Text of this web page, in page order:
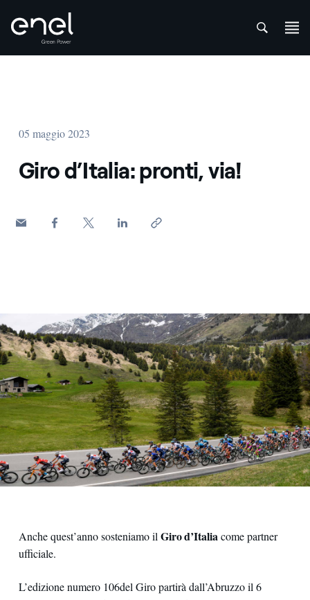
05 maggio 2023
Giro d’Italia: pronti, via!
Anche quest’anno sosteniamo il Giro d’Italiacome partner
ufficiale.
L’edizione numero 106del Giro partirà dall’Abruzzo il 6